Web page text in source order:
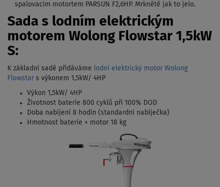
spalovacím motortem PARSUN F2,6HP. Mrknětě jak to jelo.
Sada s lodním elektrickým
motorem Wolong Flowstar 1,5kW
S:
K základní sadě přidáváme lodní elektrický motor Wolong
Flowstar s výkonem 1,5kW/ 4HP
Výkon 1,5kW/ 4HP
Životnost baterie 800 cyklů při 100% DOD
Doba nabíjení 8 hodin (standardní nabíječka)
Hmotnost baterie + motor 18 kg